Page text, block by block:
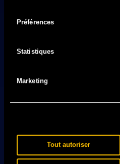
Préférences
Statistiques
Marketing
Tout autoriser